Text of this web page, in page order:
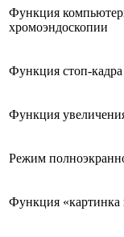
Функция
хромоэндоскопии
Функция стоп-кадра
Функция
Режим
Функция «картинка